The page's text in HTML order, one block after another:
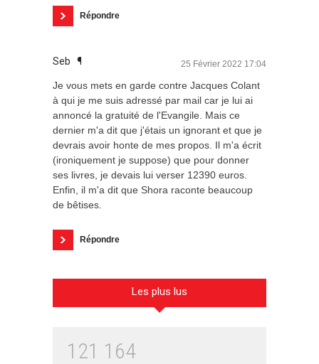
Répondre
Seb ¶ 25 Février 2022 17:04
Je vous mets en garde contre Jacques Colant
à qui je me suis adressé par mail car je lui ai
annoncé la gratuité de l'Evangile. Mais ce
dernier m'a dit que j'étais un ignorant et que je
devrais avoir honte de mes propos. Il m'a écrit
(ironiquement je suppose) que pour donner
ses livres, je devais lui verser 12390 euros.
Enfin, il m'a dit que Shora raconte beaucoup
de bêtises.
Répondre
Les plus lus
1 21 1 64